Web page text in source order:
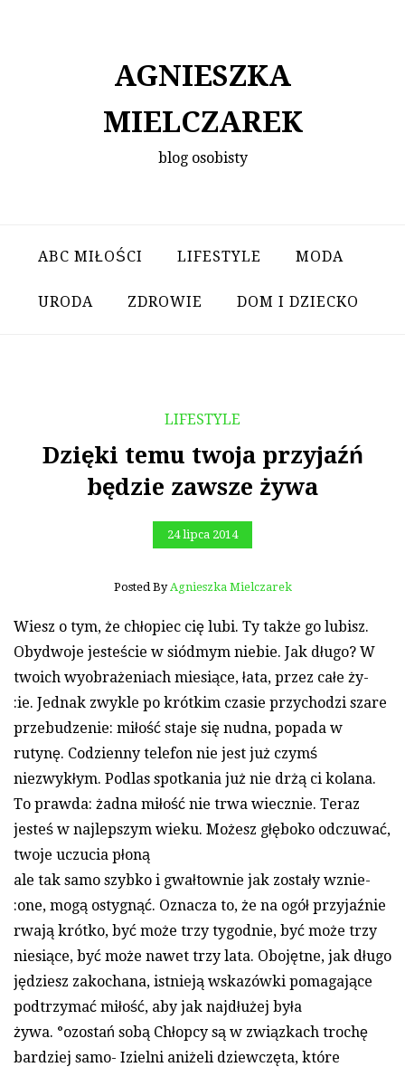
AGNIESZKA
MIELCZAREK
blog osobisty
ABC MIŁOŚCI LIFESTYLE MODA
URODA ZDROWIE DOM I DZIECKO
LIFESTYLE
Dzięki temu twoja przyjaźń
będzie zawsze żywa
24 lipca 2014
Posted By Agnieszka Mielczarek
Wiesz o tym, że chłopiec cię lubi. Ty także go lubisz.
Obydwoje jesteście w siódmym niebie. Jak długo? W
twoich wyobrażeniach miesiące, łata, przez całe ży-
:ie. Jednak zwykle po krótkim czasie przychodzi szare
przebudzenie: miłość staje się nudna, popada w
rutynę. Codzienny telefon nie jest już czymś
niezwykłym. Podlas spotkania już nie drżą ci kolana.
To prawda: żadna miłość nie trwa wiecznie. Teraz
jesteś w najlepszym wieku. Możesz głęboko odczuwać,
twoje uczucia płoną
ale tak samo szybko i gwałtownie jak zostały wznie-
:one, mogą ostygnąć. Oznacza to, że na ogół przyjaźnie
rwają krótko, być może trzy tygodnie, być może trzy
niesiące, być może nawet trzy lata. Obojętne, jak długo
jędziesz zakochana, istnieją wskazówki pomagające
podtrzymać miłość, aby jak najdłużej była
żywa. °ozostań sobą Chłopcy są w związkach trochę
bardziej samo- Izielni aniżeli dziewczęta, które